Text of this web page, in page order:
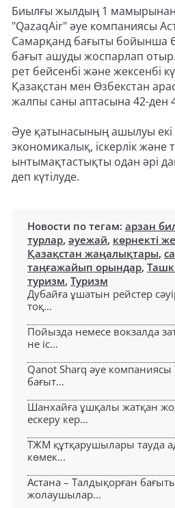
Биылғы жылдың 1 мамырынан
"QazaqAir" әуе компаниясы
Самарқанд бағыты бойынша
бағыт ашуды жоспарлап
рет бейсенбі және жексенбі
Қазақстан мен Өзбекстан
жалпы саны аптасына 42-ден
Әуе қатынасының ашылуы екі
экономикалық, іскерлік және
ынтымақтастықты одан әрі
деп күтілуде.
Новости по тегам: арзан
турлар, әуежай, көрнекті
Қазақстан жаңалықтары,
таңғажайып орындар,
туризм, Туризм
Дубайға ұшатын рейстер
тоқ...
Пойызда немесе вокзалда
не іс...
Qanot Sharq әуе
бағыт...
Шанхайға ұшқалы жатқан
ескеру кер...
ТЖМ құтқарушылары тауда
көмек...
Астана – Талдықорған
жолаушылар...